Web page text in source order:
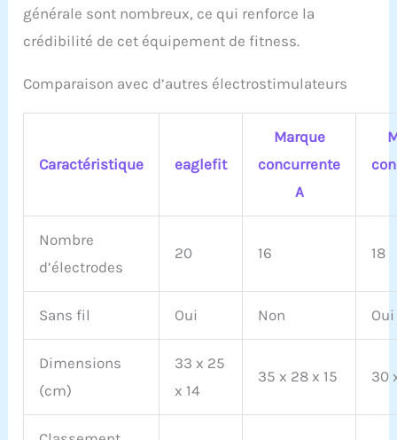
générale sont nombreux, ce qui renforce la
crédibilité de cet équipement de fitness.
Comparaison avec d’autres électrostimulateurs
Caractéristique eaglefit
Marque
concurrente
A
Nombre
d’électrodes
20 16 18
Sans fil Oui Non Oui
Dimensions
(cm)
33 x 25
x 14
35 x 28 x 15 30